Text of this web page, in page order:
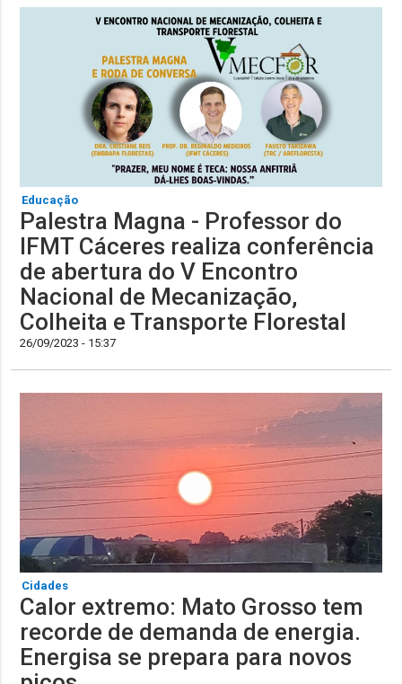
Educação
Palestra Magna - Professor do
IFMT Cáceres realiza conferência
de abertura do V Encontro
Nacional de Mecanização,
Colheita e Transporte Florestal
26/09/2023 - 15:37
Cidades
Calor extremo: Mato Grosso tem
recorde de demanda de energia.
Energisa se prepara para novos